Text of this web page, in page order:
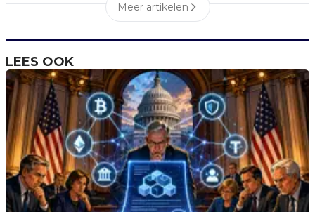
Meer artikelen
LEES OOK